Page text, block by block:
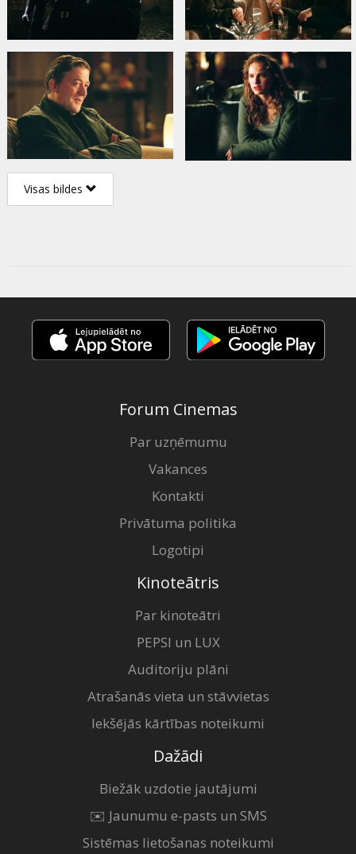
Visas bildes
Forum Cinemas
Par uzņēmumu
Vakances
Kontakti
Privātuma politika
Logotipi
Kinoteātris
Par kinoteātri
PEPSI un LUX
Auditoriju plāni
Atrašanās vieta un stāvvietas
Iekšējās kārtības noteikumi
Dažādi
Biežāk uzdotie jautājumi
✉️ Jaunumu e-pasts un SMS
Sistēmas lietošanas noteikumi